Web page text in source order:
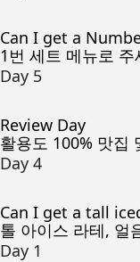
Can I get a
1번 세트 메뉴로 주
Day 5
Review Day
활용도 100% 맛집
Day 4
Can I get a tall
톨 아이스 라테, 얼
Day 1